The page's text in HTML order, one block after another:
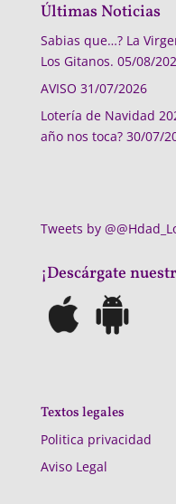
Últimas Noticias
Sabias que…? La
Los Gitanos. 05/08/
AVISO 31/07/2026
Lotería de Navidad
año nos toca? 30/07/
Tweets by
¡Descárgate
Textos legales
Politica privacidad
Aviso Legal